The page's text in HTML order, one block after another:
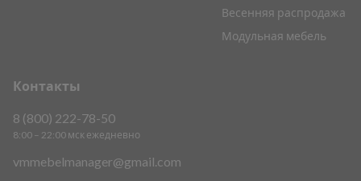
Контакты
8 (800) 222-78-50
8:00 – 22:00 мск ежедневно
vmmebelmanager@gmail.com
Весенняя распродажа
Модульная мебель